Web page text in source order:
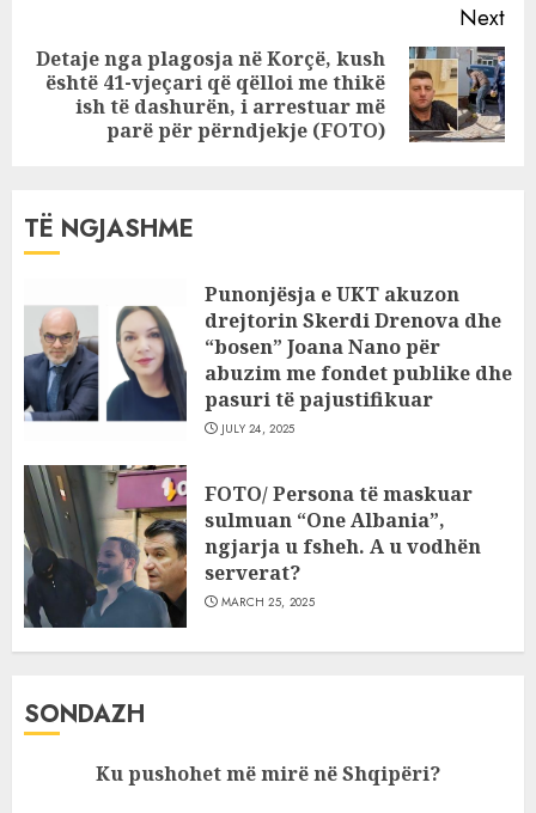
Next
Next
post:
Detaje nga plagosja në Korçë, kush
është 41-vjeçari që qëlloi me thikë
ish të dashurën, i arrestuar më
parë për përndjekje (FOTO)
TË NGJASHME
Punonjësja e UKT akuzon
drejtorin Skerdi Drenova dhe
“bosen” Joana Nano për
abuzim me fondet publike dhe
pasuri të pajustifikuar
JULY 24, 2025
FOTO/ Persona të maskuar
sulmuan “One Albania”,
ngjarja u fsheh. A u vodhën
serverat?
MARCH 25, 2025
SONDAZH
Ku pushohet më mirë në Shqipëri?